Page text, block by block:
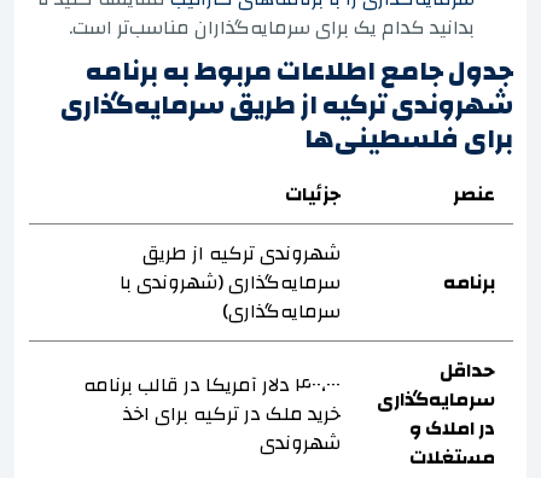
بدانید کدام یک برای سرمایه‌گذاران مناسب‌تر است.
جدول جامع اطلاعات مربوط به برنامه
شهروندی ترکیه از طریق سرمایه‌گذاری
برای فلسطینی‌ها
عنصر جزئیات
برنامه
شهروندی ترکیه از طریق
سرمایه‌گذاری (شهروندی با
سرمایه‌گذاری)
حداقل
سرمایه‌گذاری
در املاک و
مستغلات
۴۰۰،۰۰۰ دلار آمریکا در قالب برنامه
خرید ملک در ترکیه برای اخذ
شهروندی